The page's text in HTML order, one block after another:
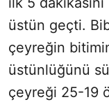
üstün geçti.
çeyreğin
üstünlüğünü
çeyreği 25-19